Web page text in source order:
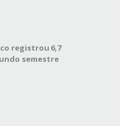
registrou 6,7
semestre